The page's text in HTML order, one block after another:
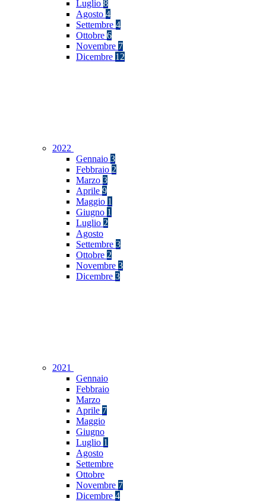
Luglio 8
Agosto 4
Settembre 4
Ottobre 6
Novembre 7
Dicembre 12
2022
Gennaio 3
Febbraio 2
Marzo 3
Aprile 9
Maggio 1
Giugno 1
Luglio 2
Agosto
Settembre 3
Ottobre 2
Novembre 3
Dicembre 3
2021
Gennaio
Febbraio
Marzo
Aprile 7
Maggio
Giugno
Luglio 1
Agosto
Settembre
Ottobre
Novembre 7
Dicembre 4